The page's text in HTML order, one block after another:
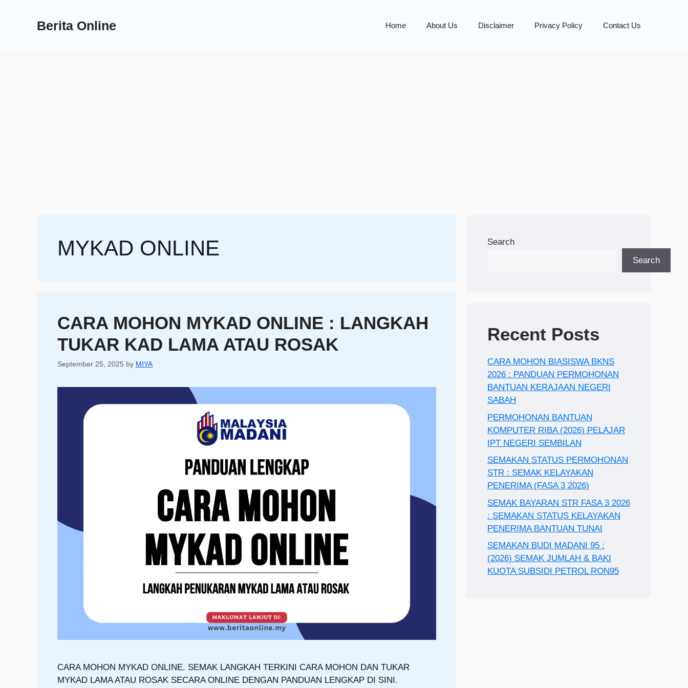
Berita Online Home About Us Disclaimer Privacy Policy Contact Us
MYKAD ONLINE
CARA MOHON MYKAD ONLINE : LANGKAH
TUKAR KAD LAMA ATAU ROSAK
September 25, 2025 by MIYA
CARA MOHON MYKAD ONLINE. SEMAK LANGKAH TERKINI CARA MOHON DAN TUKAR
MYKAD LAMA ATAU ROSAK SECARA ONLINE DENGAN PANDUAN LENGKAP DI SINI.
Search
Search
Recent Posts
CARA MOHON BIASISWA BKNS
2026 : PANDUAN PERMOHONAN
BANTUAN KERAJAAN NEGERI
SABAH
PERMOHONAN BANTUAN
KOMPUTER RIBA (2026) PELAJAR
IPT NEGERI SEMBILAN
SEMAKAN STATUS PERMOHONAN
STR : SEMAK KELAYAKAN
PENERIMA (FASA 3 2026)
SEMAK BAYARAN STR FASA 3 2026
: SEMAKAN STATUS KELAYAKAN
PENERIMA BANTUAN TUNAI
SEMAKAN BUDI MADANI 95 :
(2026) SEMAK JUMLAH & BAKI
KUOTA SUBSIDI PETROL RON95